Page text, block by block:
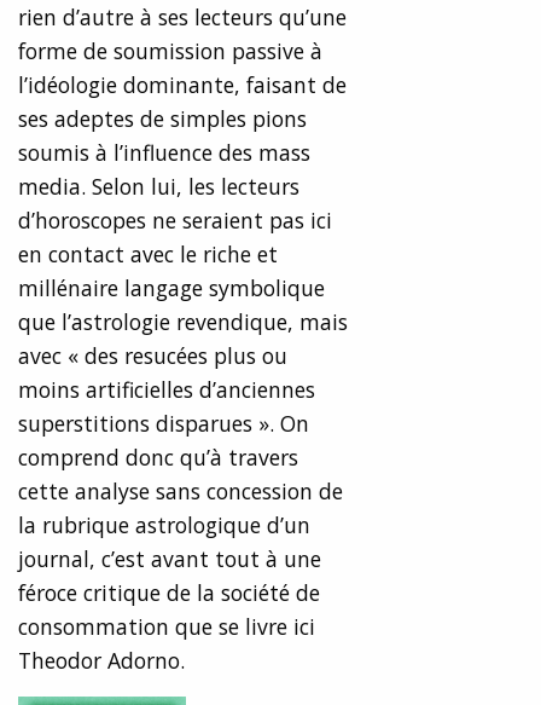
rien d’autre à ses lecteurs qu’une
forme de soumission passive à
l’idéologie dominante, faisant de
ses adeptes de simples pions
soumis à l’influence des mass
media. Selon lui, les lecteurs
d’horoscopes ne seraient pas ici
en contact avec le riche et
millénaire langage symbolique
que l’astrologie revendique, mais
avec « des resucées plus ou
moins artificielles d’anciennes
superstitions disparues ». On
comprend donc qu’à travers
cette analyse sans concession de
la rubrique astrologique d’un
journal, c’est avant tout à une
féroce critique de la société de
consommation que se livre ici
Theodor Adorno.